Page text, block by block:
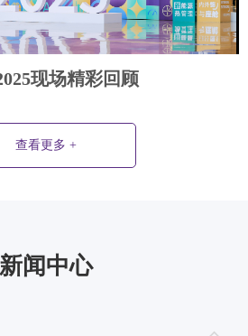
现场精彩回顾
Video
查看更多 +
新闻中心